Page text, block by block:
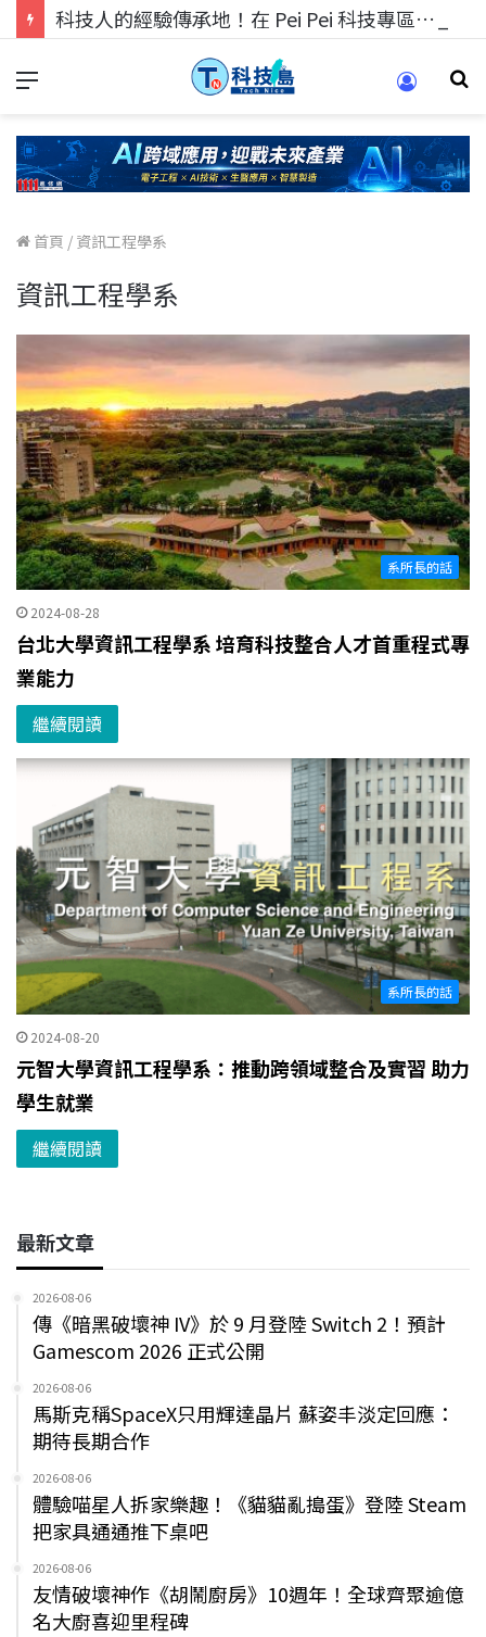
科技人的經驗傳承地！在 Pei Pei 科技專區，與學弟妹交流最硬核的技術
首頁 / 資訊工程學系
資訊工程學系
系所長的話
2024-08-28
台北大學資訊工程學系 培育科技整合人才首重程式專
業能力
繼續閱讀
系所長的話
2024-08-20
元智大學資訊工程學系：推動跨領域整合及實習 助力
學生就業
繼續閱讀
最新文章
2026-08-06
傳《暗黑破壞神 IV》於 9 月登陸 Switch 2！預計
Gamescom 2026 正式公開
2026-08-06
馬斯克稱SpaceX只用輝達晶片 蘇姿丰淡定回應：
期待長期合作
2026-08-06
體驗喵星人拆家樂趣！《貓貓亂搗蛋》登陸 Steam
把家具通通推下桌吧
2026-08-06
友情破壞神作《胡鬧廚房》10週年！全球齊聚逾億
名大廚喜迎里程碑